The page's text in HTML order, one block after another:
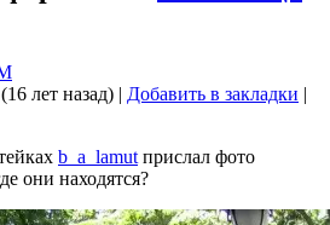
(16 лет назад) | Добавить в закладки |
b_a_lamut прислал фото
они находятся?